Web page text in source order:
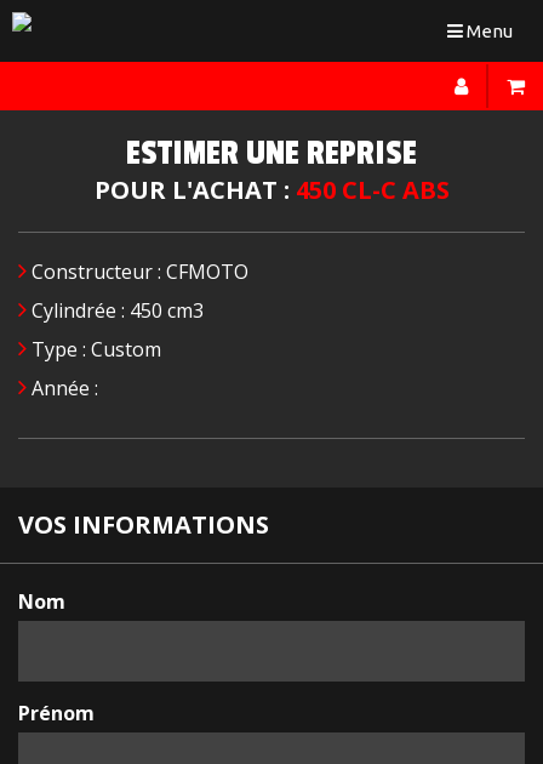
Toggle
Menu
ESTIMER UNE REPRISE
POUR L'ACHAT : 450 CL-C ABS
Constructeur : CFMOTO
Cylindrée : 450 cm3
Type : Custom
Année :
VOS INFORMATIONS
Nom
Prénom